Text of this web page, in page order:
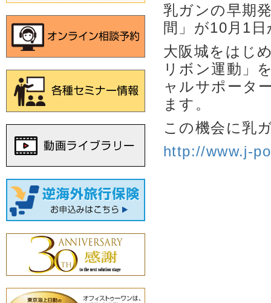
乳ガンの早期
間」が10月1
大阪城をはじ
リボン運動」
ャルサポータ
ます。
この機会に乳
http://www.j-